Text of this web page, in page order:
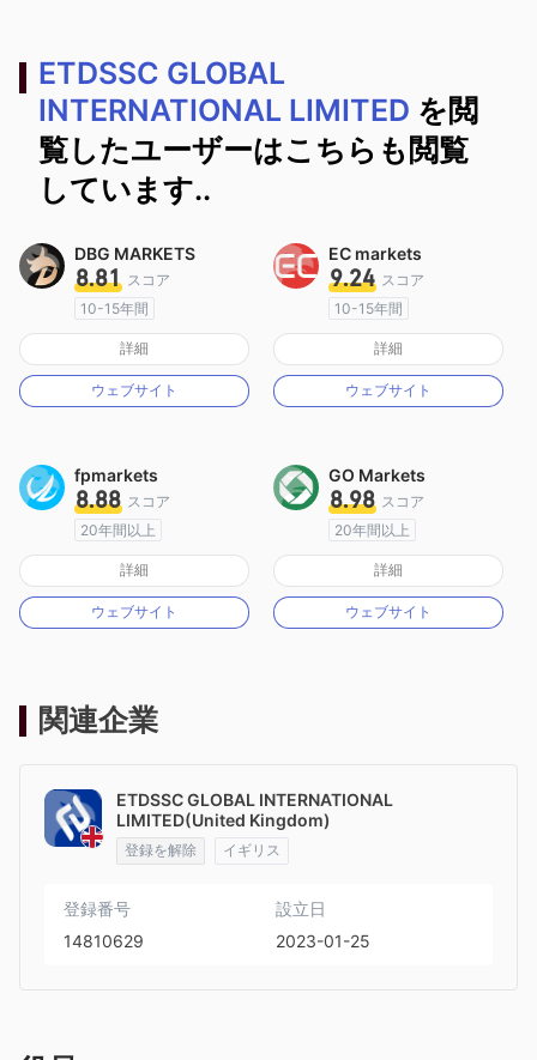
ETDSSC GLOBAL
INTERNATIONAL LIMITED を閲
覧したユーザーはこちらも閲覧
しています..
DBG MARKETS
8.81 スコア
10-15年間
オーストラリア規制
マーケットメイキングライセンス（MM）
MT4フルライセンス
詳細
ウェブサイト
EC markets
9.24 スコア
10-15年間
オーストラリア規制
マーケットメイキングライセンス（MM）
MT4フルライセンス
詳細
ウェブサイト
fpmarkets
8.88 スコア
20年間以上
オーストラリア規制
マーケットメイキングライセンス（MM）
MT4フルライセンス
詳細
ウェブサイト
GO Markets
8.98 スコア
20年間以上
オーストラリア規制
マーケットメイキングライセンス（MM）
cTrader
詳細
ウェブサイト
関連企業
ETDSSC GLOBAL INTERNATIONAL
LIMITED(United Kingdom)
登録を解除 イギリス
登録番号
14810629
設立日
2023-01-25